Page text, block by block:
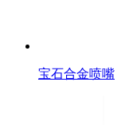
宝石合金喷嘴